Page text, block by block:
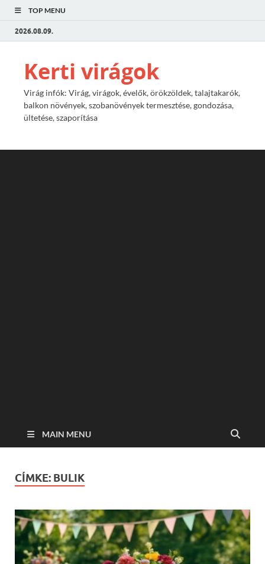
TOP MENU
2026.08.09.
Kerti virágok
Virág infók: Virág, virágok, évelők, örökzöldek, talajtakarók,
balkon növények, szobanövények termesztése, gondozása,
ültetése, szaporítása
MAIN MENU
CÍMKE: BULIK